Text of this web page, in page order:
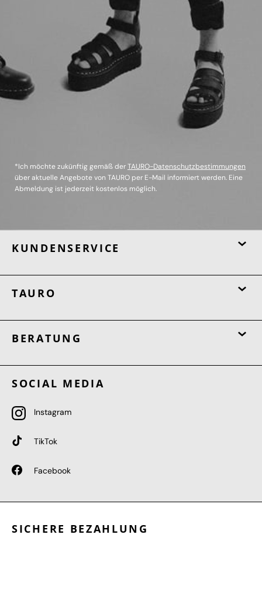
*Ich möchte zukünftig gemäß derTAURO-Datenschutzbestimmungen
über aktuelle Angebote von TAURO per E-Mail informiert werden. Eine
Abmeldung ist jederzeit kostenlos möglich.
KUNDENSERVICE
TAURO
BERATUNG
SOCIAL MEDIA
Instagram
TikTok
Facebook
SICHERE BEZAHLUNG